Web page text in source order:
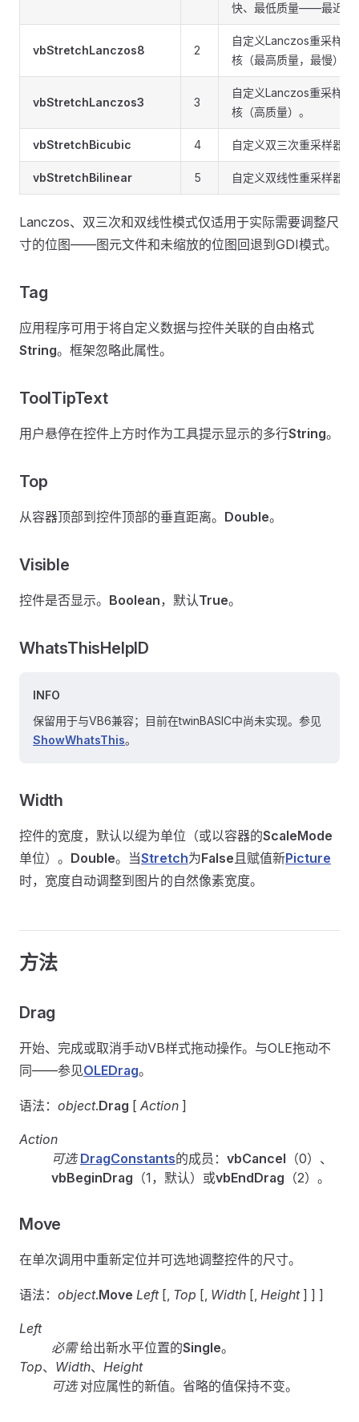
快、最低质量——最近邻
vbStretchLanczos8 2
自定义Lanczos重采样器
核（最高质量，最慢）。
vbStretchLanczos3 3
自定义Lanczos重采样器
核（高质量）。
vbStretchBicubic 4 自定义双三次重采样器。
vbStretchBilinear 5 自定义双线性重采样器。
Lanczos、双三次和双线性模式仅适用于实际需要调整尺
寸的位图——图元文件和未缩放的位图回退到GDI模式。
Tag
应用程序可用于将自定义数据与控件关联的自由格式
String。框架忽略此属性。
ToolTipText
用户悬停在控件上方时作为工具提示显示的多行String。
Top
从容器顶部到控件顶部的垂直距离。 Double。
Visible
控件是否显示。 Boolean，默认True。
WhatsThisHelpID
INFO
保留用于与VB6兼容；目前在twinBASIC中尚未实现。参见
ShowWhatsThis。
Width
控件的宽度，默认以缇为单位（或以容器的ScaleMode
单位）。 Double。当Stretch为False且赋值新Picture
时，宽度自动调整到图片的自然像素宽度。
方法
Drag
开始、完成或取消手动VB样式拖动操作。与OLE拖动不
同——参见OLEDrag。
语法： object.Drag [ Action ]
Action
可选 DragConstants的成员： vbCancel （0）、
vbBeginDrag （1，默认）或vbEndDrag （2）。
Move
在单次调用中重新定位并可选地调整控件的尺寸。
语法： object.Move Left[, Top [, Width [, Height] ] ]
Left
必需给出新水平位置的Single。
Top、 Width、 Height
可选对应属性的新值。省略的值保持不变。